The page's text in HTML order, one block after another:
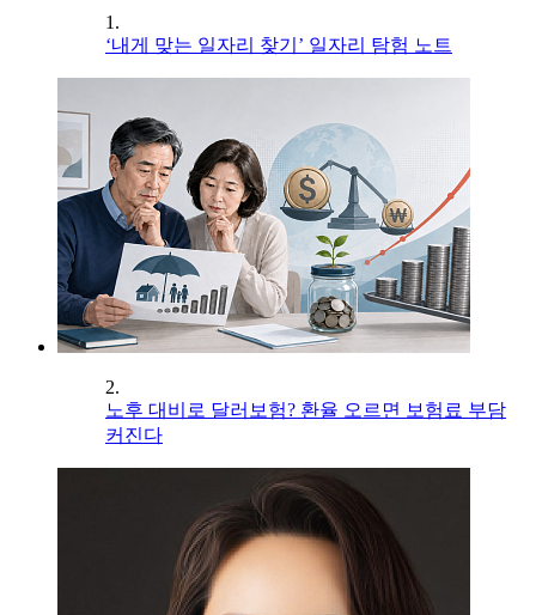
1.
‘내게 맞는 일자리 찾기’ 일자리 탐험 노트
2.
노후 대비로 달러보험? 환율 오르면 보험료 부담
커진다